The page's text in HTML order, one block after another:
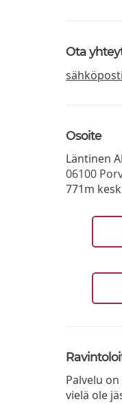
Ota
sähköposti
Osoite
Läntinen
06100
771m
Palvelu
vielä ole